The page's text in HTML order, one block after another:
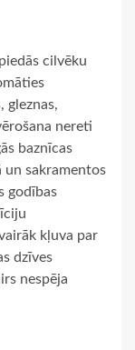
cilvēku
gleznas,
nereti
baznīcas
un sakramentos
godības
kļuva par
dzīves
nespēja